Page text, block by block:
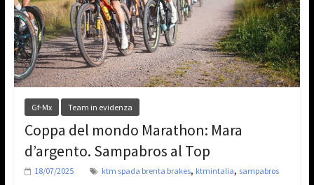
Gf-Mx Team in evidenza
Coppa del mondo Marathon: Mara
d’argento. Sampabros al Top
18/07/2025 ktm spada brenta brakes, ktmintalia, sampabros